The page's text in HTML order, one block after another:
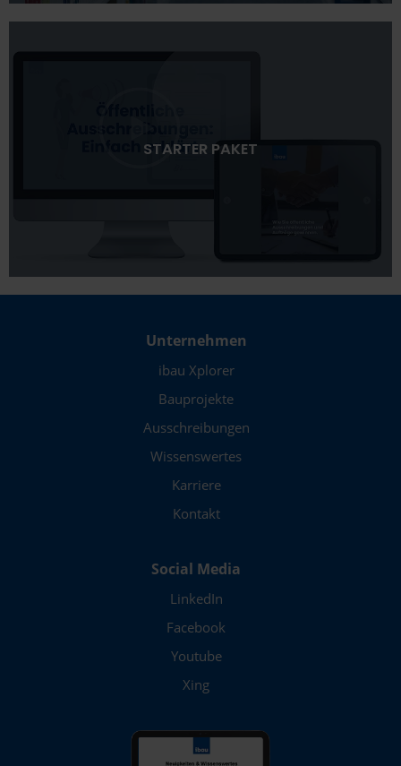
STARTER PAKET
Unternehmen
ibau Xplorer
Bauprojekte
Ausschreibungen
Wissenswertes
Karriere
Kontakt
Social Media
LinkedIn
Facebook
Youtube
Xing